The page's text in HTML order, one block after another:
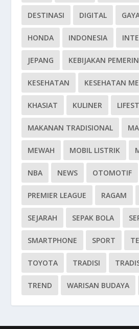
DESTINASI DIGITAL
HONDA INDONESIA
JEPANG KEBIJAKAN
KESEHATAN KESEHATAN
KHASIAT KULINER
MAKANAN TRADISIONAL
MEWAH MOBIL LISTRIK
NBA NEWS OTOMOTIF
PREMIER LEAGUE RAGAM
SEJARAH SEPAK BOLA
SMARTPHONE SPORT
TOYOTA TRADISI
TREND WARISAN BUDAYA